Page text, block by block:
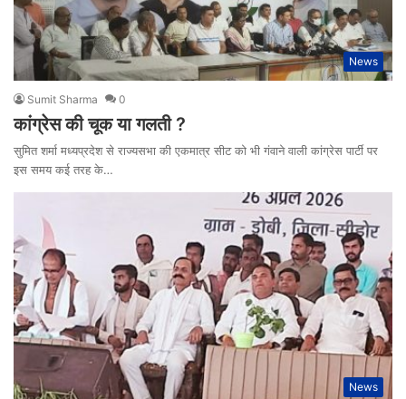
News
Sumit Sharma 0
कांग्रेस की चूक या गलती ?
सुमित शर्मा मध्यप्रदेश से राज्यसभा की एकमात्र सीट को भी गंवाने वाली कांग्रेस पार्टी पर
इस समय कई तरह के…
News